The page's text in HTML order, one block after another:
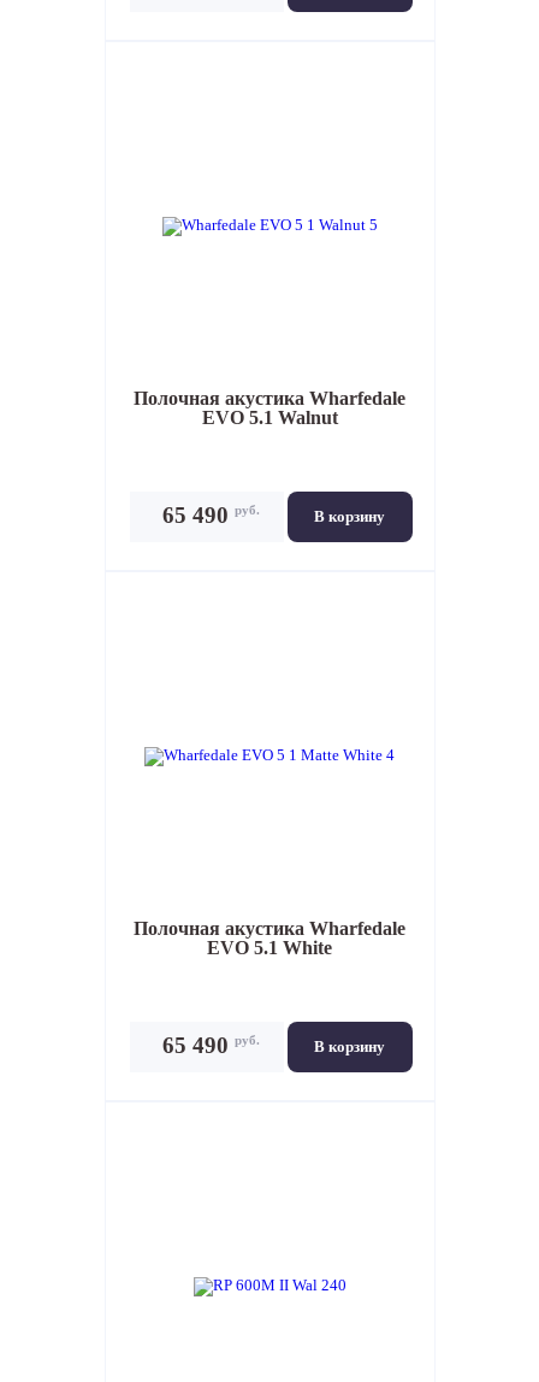
Полочная акустика Wharfedale
EVO 5.1 Walnut
В корзину
65 490 руб.
Полочная акустика Wharfedale
EVO 5.1 White
В корзину
65 490 руб.